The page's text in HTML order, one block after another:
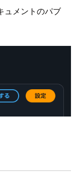
ュメントのパブ